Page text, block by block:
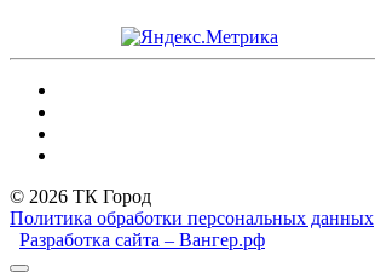
© 2026 ТК Город
Политика обработки персональных данных
Разработка сайта – Вангер.рф